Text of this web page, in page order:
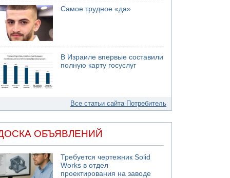
Самое трудное «да»
В Израиле впервые составили
полную карту госуслуг
Все статьи сайта Потребитель
ОБЪЯВЛЕНИЙ
Требуется чертежник Solid
Works в отдел
проектирования на заводе